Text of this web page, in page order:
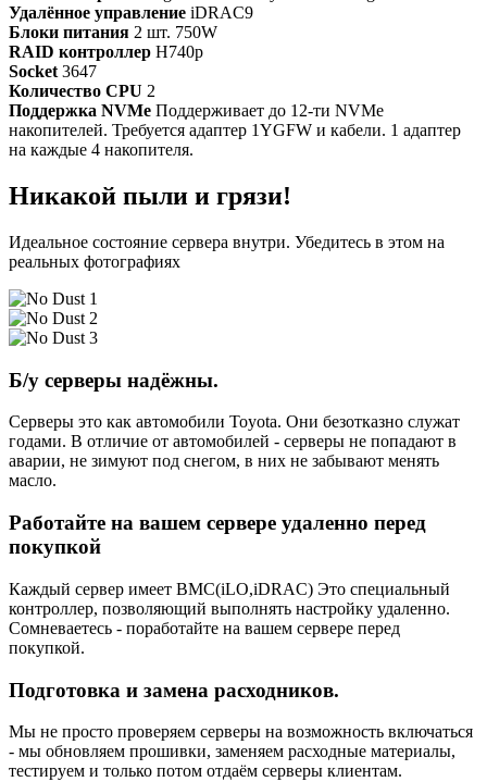
Удалённое управление iDRAC9
Блоки питания 2 шт. 750W
RAID контроллер H740p
Socket 3647
Количество CPU 2
Поддержка NVMe Поддерживает до 12-ти NVMe
накопителей. Требуется адаптер 1YGFW и кабели. 1 адаптер
на каждые 4 накопителя.
Никакой пыли и грязи!
Идеальное состояние сервера внутри. Убедитесь в этом на
реальных фотографиях
Б/у серверы надёжны.
Серверы это как автомобили Toyota. Они безотказно служат
годами. В отличие от автомобилей - серверы не попадают в
аварии, не зимуют под снегом, в них не забывают менять
масло.
Работайте на вашем сервере удаленно перед
покупкой
Каждый сервер имеет BMC(iLO,iDRAC) Это специальный
контроллер, позволяющий выполнять настройку удаленно.
Сомневаетесь - поработайте на вашем сервере перед
покупкой.
Подготовка и замена расходников.
Мы не просто проверяем серверы на возможность включаться
- мы обновляем прошивки, заменяем расходные материалы,
тестируем и только потом отдаём серверы клиентам.